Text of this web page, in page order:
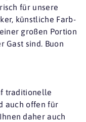
für unsere
künstliche Farb-
großen Portion
Gast sind. Buon
traditionelle
auch offen für
daher auch